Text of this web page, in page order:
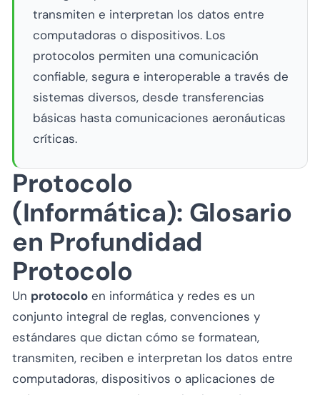
transmiten e interpretan los datos entre
computadoras o dispositivos. Los
protocolos permiten una comunicación
confiable, segura e interoperable a través de
sistemas diversos, desde transferencias
básicas hasta comunicaciones aeronáuticas
críticas.
Protocolo
(Informática): Glosario
en Profundidad
Protocolo
Un protocolo en informática y redes es un
conjunto integral de reglas, convenciones y
estándares que dictan cómo se formatean,
transmiten, reciben e interpretan los datos entre
computadoras, dispositivos o aplicaciones de